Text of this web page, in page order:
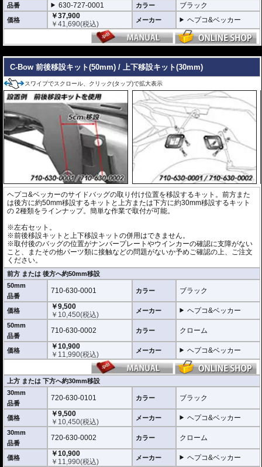
品番 630-727-0001 カラー ブラック
価格
￥37,900
￥41,690(税込) メーカー ヘプコ&ベッカー
C-Bow 前後移設キット(50mm) / 上下移設キット(30mm)
スワイプでスクロール、クリック(タップ)で拡大表示
ヘプコ&ベッカーのサイドバッグの取り付け位置を移設するキット。前方また
は後方に約50mm移設するキットと上方または下方に約30mm移設するキット
の 2種類をラインナップ。簡単な作業で取付が可能。
※左右セット。
※前後移設キットと上下移設キットの併用はできません。
※取付後のバッグの位置がナンバープレートやウインカーの確認に支障がない
こと、またその他パーツ類に接触などの問題がないか予めご確認の上、ご注文
ください。
前方 または 後方へ約50mm移設
50mm
品番
710-630-0001 カラー ブラック
価格
￥9,500
￥ 10,450(税込) メーカー ヘプコ&ベッカー
50mm
品番
710-630-0002 カラー クローム
価格
￥10,900
￥ 11,990(税込) メーカー ヘプコ&ベッカー
上方 または 下方へ約30mm移設
30mm
品番
720-630-0101 カラー ブラック
価格
￥9,500
￥ 10,450(税込) メーカー ヘプコ&ベッカー
30mm
品番
720-630-0002 カラー クローム
価格
￥10,900
￥ 11,990(税込) メーカー ヘプコ&ベッカー